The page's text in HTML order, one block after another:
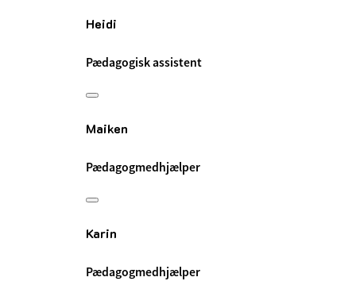
Heidi
Pædagogisk assistent
Maiken
Pædagogmedhjælper
Karin
Pædagogmedhjælper